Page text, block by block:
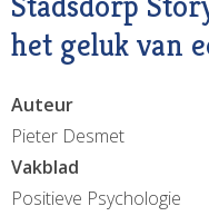
het geluk van
Auteur
Pieter Desmet
Vakblad
Positieve Psychologie